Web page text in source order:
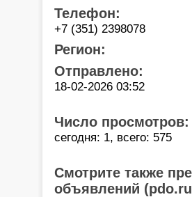
Телефон:
+7 (351) 2398078
Регион:
Отправлено:
18-02-2026 03:52
Число просмотров:
сегодня: 1, всего: 575
Смотрите также
объявлений